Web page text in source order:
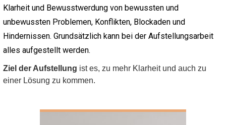
Klarheit und Bewusstwerdung von bewussten und
unbewussten Problemen, Konflikten, Blockaden und
Hindernissen. Grundsätzlich kann bei der Aufstellungsarbeit
alles aufgestellt werden.
Ziel der Aufstellung ist es, zu mehr Klarheit und auch zu
einer Lösung zu kommen.